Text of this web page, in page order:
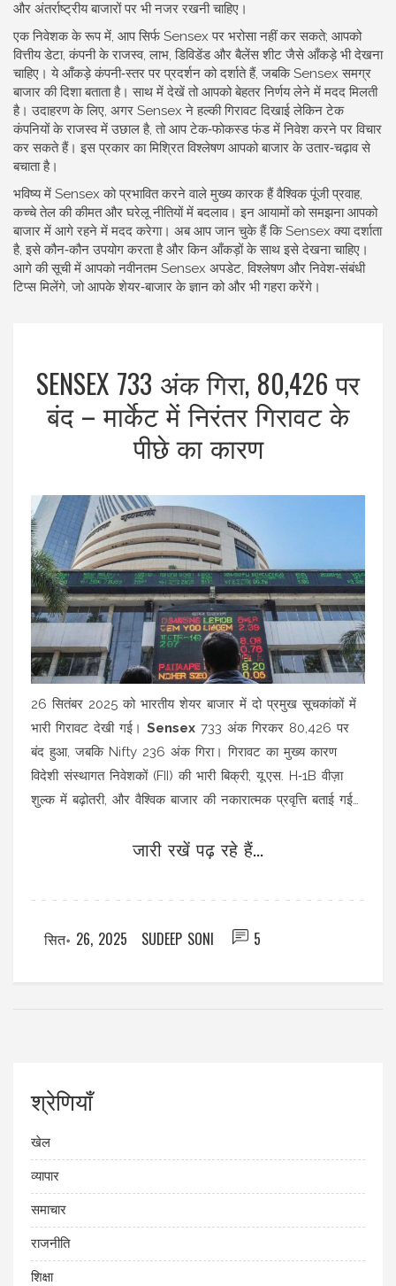
और अंतर्राष्ट्रीय बाजारों पर भी नजर रखनी चाहिए।
एक निवेशक के रूप में, आप सिर्फ Sensex पर भरोसा नहीं कर सकते; आपको
वित्तीय डेटा,कंपनी के राजस्व, लाभ, डिविडेंड और बैलेंस शीट जैसे आँकड़ेभी देखना
चाहिए। ये आँकड़े कंपनी‑स्तर पर प्रदर्शन को दर्शाते हैं, जबकि Sensex समग्र
बाजार की दिशा बताता है। साथ में देखें तो आपको बेहतर निर्णय लेने में मदद मिलती
है। उदाहरण के लिए, अगर Sensex ने हल्की गिरावट दिखाई लेकिन टेक
कंपनियों के राजस्व में उछाल है, तो आप टेक‑फोकस्ड फंड में निवेश करने पर विचार
कर सकते हैं। इस प्रकार का मिश्रित विश्लेषण आपको बाजार के उतार‑चढ़ाव से
बचाता है।
भविष्य में Sensex को प्रभावित करने वाले मुख्य कारक हैं वैश्विक पूंजी प्रवाह,
कच्चे तेल की कीमत और घरेलू नीतियों में बदलाव। इन आयामों को समझना आपको
बाजार में आगे रहने में मदद करेगा। अब आप जान चुके हैं कि Sensex क्या दर्शाता
है, इसे कौन‑कौन उपयोग करता है और किन आँकड़ों के साथ इसे देखना चाहिए।
आगे की सूची में आपको नवीनतम Sensex अपडेट, विश्लेषण और निवेश‑संबंधी
टिप्स मिलेंगे, जो आपके शेयर‑बाजार के ज्ञान को और भी गहरा करेंगे।
SENSEX 733 अंक गिरा, 80,426 पर
बंद – मार्केट में निरंतर गिरावट के
पीछे का कारण
26 सितंबर 2025 को भारतीय शेयर बाजार में दो प्रमुख सूचकांकों में
भारी गिरावट देखी गई। Sensex 733 अंक गिरकर 80,426 पर
बंद हुआ, जबकि Nifty 236 अंक गिरा। गिरावट का मुख्य कारण
विदेशी संस्थागत निवेशकों (FII) की भारी बिक्री, यू.एस. H‑1B वीज़ा
शुल्क में बढ़ोतरी, और वैश्विक बाजार की नकारात्मक प्रवृत्ति बताई गई।
सुजुकी 52‑सप्ताह का उच्च स्तर छूता रहा, वहीं सन् फार्मा और टाटा
जारी रखें पढ़ रहे हैं...
सित॰ 26, 2025 SUDEEP SONI 5
श्रेणियाँ
खेल
व्यापार
समाचार
राजनीति
शिक्षा